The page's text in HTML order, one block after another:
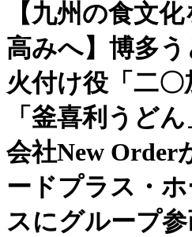
【九州の食文
高みへ】博多
火付け役「二〇
「釜喜利うど
会社New Order
ードプラス・
スにグループ